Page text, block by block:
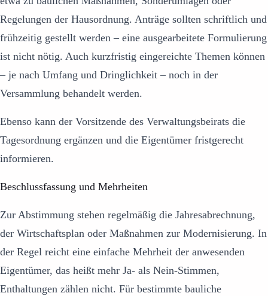
Regelungen der Hausordnung. Anträge sollten schriftlich und
frühzeitig gestellt werden – eine ausgearbeitete Formulierung
ist nicht nötig. Auch kurzfristig eingereichte Themen können
– je nach Umfang und Dringlichkeit – noch in der
Versammlung behandelt werden.
Ebenso kann der Vorsitzende des Verwaltungsbeirats die
Tagesordnung ergänzen und die Eigentümer fristgerecht
informieren.
Beschlussfassung und Mehrheiten
Zur Abstimmung stehen regelmäßig die Jahresabrechnung,
der Wirtschaftsplan oder Maßnahmen zur Modernisierung. In
der Regel reicht eine einfache Mehrheit der anwesenden
Eigentümer, das heißt mehr Ja- als Nein-Stimmen,
Enthaltungen zählen nicht. Für bestimmte bauliche